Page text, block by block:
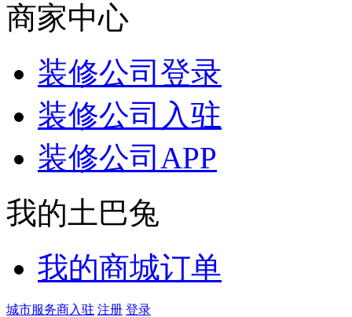
商家中心
装修公司登录
装修公司入驻
装修公司APP
我的土巴兔
我的商城订单
城市服务商入驻 注册 登录